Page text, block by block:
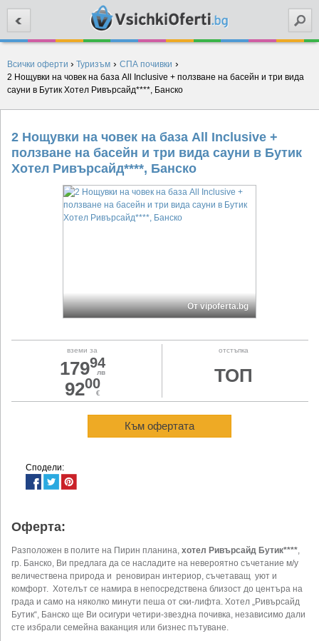
Всички оферти › Туризъм › СПА почивки ›
2 Нощувки на човек на база All Inclusive + ползване на басейн и три вида
сауни в Бутик Хотел Ривърсайд****, Банско
2 Нощувки на човек на база All Inclusive +
ползване на басейн и три вида сауни в Бутик
Хотел Ривърсайд****, Банско
От vipoferta.bg
вземи за
17994
лв
9200
€
отстъпка
ТОП
Към офертата
Сподели:
Оферта:
Разположен в полите на Пирин планина, хотел Ривърсайд Бутик****,
гр. Банско, Ви предлага да се насладите на невероятно съчетание м/у
величествена природа и реновиран интериор, съчетаващ уют и
комфорт. Хотелът се намира в непосредствена близост до центъра на
града и само на няколко минути пеша от ски-лифта. Хотел „Ривърсайд
Бутик“, Банско ще Ви осигури четири-звездна почивка, независимо дали
сте избрали семейна ваканция или бизнес пътуване.